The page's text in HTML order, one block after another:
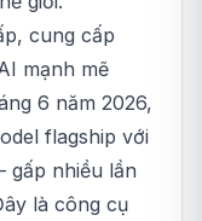
cung cấp
mạnh mẽ
6 năm 2026,
flagship với
gấp nhiều lần
là công cụ